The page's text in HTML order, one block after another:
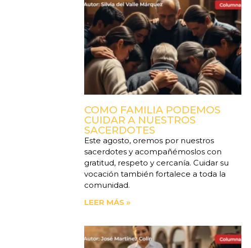
COMO FAMILIA PODEMOS
CUIDAR A NUESTROS
SACERDOTES
Este agosto, oremos por nuestros
sacerdotes y acompañémoslos con
gratitud, respeto y cercanía. Cuidar su
vocación también fortalece a toda la
comunidad.
LEER MÁS »